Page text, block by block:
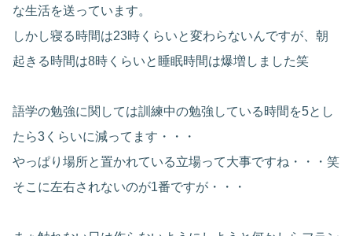
な生活を送っています。
しかし寝る時間は23時くらいと変わらないんですが、朝
起きる時間は8時くらいと睡眠時間は爆増しました笑
語学の勉強に関しては訓練中の勉強している時間を5とし
たら3くらいに減ってます・・・
やっぱり場所と置かれている立場って大事ですね・・・笑
そこに左右されないのが1番ですが・・・